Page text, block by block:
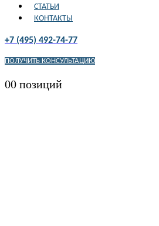
СТАТЬИ
КОНТАКТЫ
+7 (495) 492-74-77
ПОЛУЧИТЬ КОНСУЛЬТАЦИЮ
00 позиций